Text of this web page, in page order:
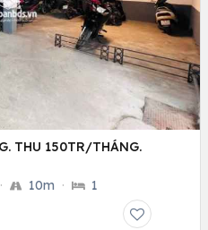
THU 150TR/THÁNG.
· 10m · 1